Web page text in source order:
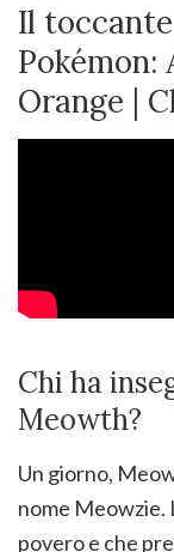
Il
Pokémon:
Orange |
Chi ha
Meowth?
Un giorno,
nome Meowzie.
povero e che